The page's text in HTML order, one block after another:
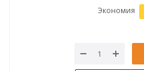
Экономия